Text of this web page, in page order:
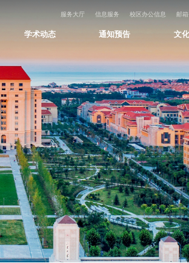
服务大厅 信息服务 校区办公信息 邮
学术动态 通知预告 文